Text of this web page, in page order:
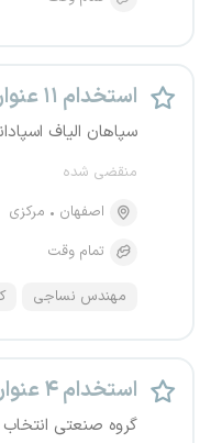
استخدام ۱۱ عنوان شغلی
سپاهان الیاف
منقضی شده
اصفهان
مرکزی
تمام وقت
مهندس نساجی
استخدام ۴ عنوان شغلی
گروه صنعتی انتخاب